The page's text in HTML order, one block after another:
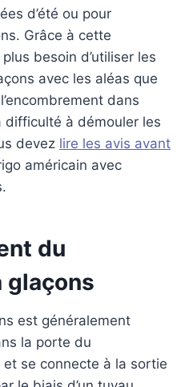
d’été ou pour
Grâce à cette
besoin d’utiliser les
avec les aléas que
dans
difficulté à démouler les
devez lire les avis avant
américain avec
du
glaçons
est généralement
la porte du
se connecte à la sortie